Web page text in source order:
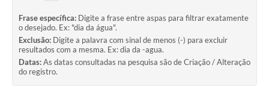
Frase específica: Digite a frase entre aspas para filtrar exatamente
o desejado. Ex: "dia da água".
Exclusão: Digite a palavra com sinal de menos (-) para excluir
resultados com a mesma. Ex: dia da -agua.
Datas:As datas consultadas na pesquisa são de Criação / Alteração
do registro.